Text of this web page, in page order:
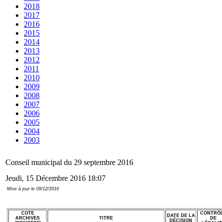
2018
2017
2016
2015
2014
2013
2012
2011
2010
2009
2008
2007
2006
2005
2004
2003
Conseil municipal du 29 septembre 2016
Jeudi, 15 Décembre 2016 18:07
Mise à jour le 09/12/2016
COTE
ARCHIVES
TITRE
DATE DE LA
DÉCISION
DE